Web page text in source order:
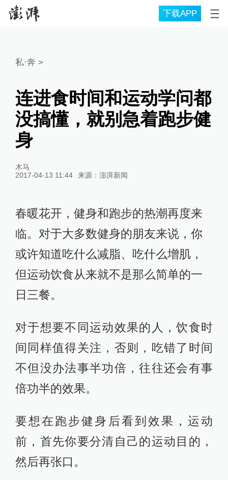
下载APP
私·奔 >
连进食时间和运动学问都
没搞懂，就别急着跑步健
身
木马
2017-04-13 11:44
来源： 澎湃新闻
春暖花开，健身和跑步的热潮再度来
临。对于大多数健身的朋友来说，你
或许知道吃什么减脂、吃什么增肌，
但运动饮食从来就不是那么简单的一
日三餐。
对于想要不同运动效果的人，饮食时
间同样值得关注，否则，吃错了时间
不但没办法事半功倍，往往还会有事
倍功半的效果。
要想在跑步健身后看到效果，运动
前，首先你要分清自己的运动目的，
然后再张口。